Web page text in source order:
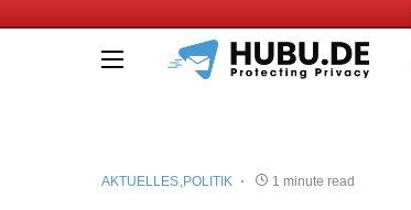
AKTUELLES POLITIK 1 minute read